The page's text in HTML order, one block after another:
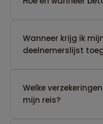
Wanneer krijg ik
deelnemerslijst
Welke
mijn reis?